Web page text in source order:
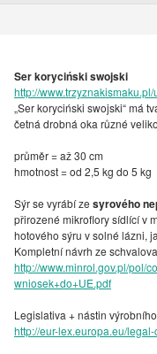
Ser koryciński swojski
http://
„Ser koryciński swojski“ má
četná drobná oka různé
průměr = až 30 cm
hmotnost = od 2,5 kg do 5 kg
Sýr se vyrábí ze syrového
přirozené mikroflory sídlící v
hotového sýru v solné lázni,
Kompletní návrh ze
http://www.minrol.gov.pl/pol/
wniosek+do+UE.pdf
Legislativa + nástin
http://eur-lex.europa.eu/